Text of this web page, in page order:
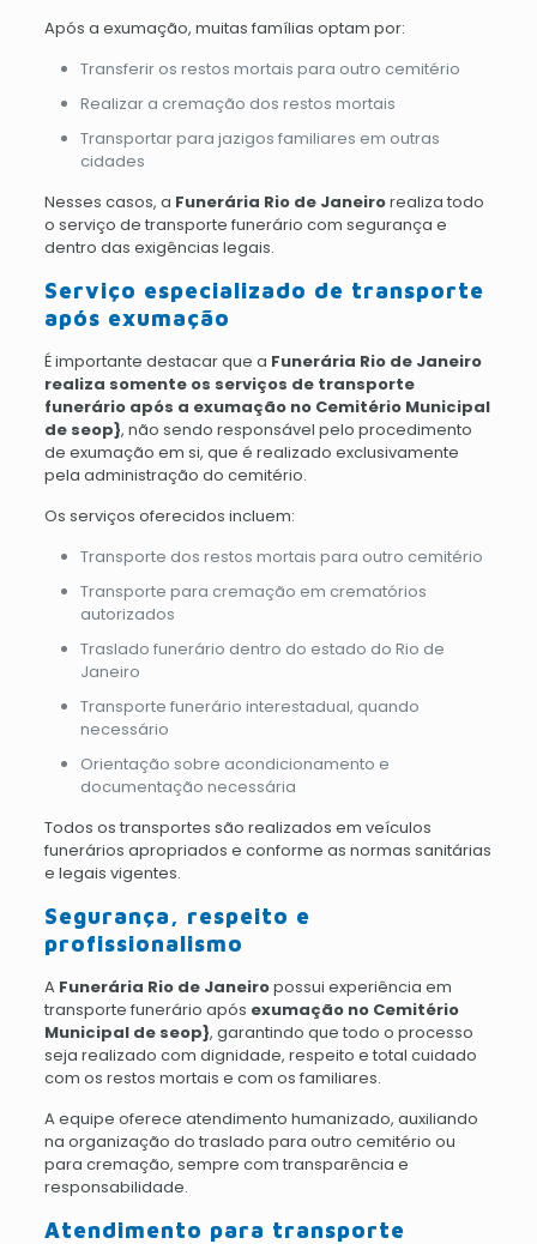
Após a exumação, muitas famílias optam por:
Transferir os restos mortais para outro cemitério
Realizar a cremação dos restos mortais
Transportar para jazigos familiares em outras
cidades
Nesses casos, a Funerária Rio de Janeirorealiza todo
o serviço de transporte funerário com segurança e
dentro das exigências legais.
Serviço especializado de transporte
após exumação
É importante destacar que a Funerária Rio de Janeiro
realiza somente os serviços de transporte
funerário após a exumação no Cemitério Municipal
de seop}, não sendo responsável pelo procedimento
de exumação em si, que é realizado exclusivamente
pela administração do cemitério.
Os serviços oferecidos incluem:
Transporte dos restos mortais para outro cemitério
Transporte para cremação em crematórios
autorizados
Traslado funerário dentro do estado do Rio de
Janeiro
Transporte funerário interestadual, quando
necessário
Orientação sobre acondicionamento e
documentação necessária
Todos os transportes são realizados em veículos
funerários apropriados e conforme as normas sanitárias
e legais vigentes.
Segurança, respeito e
profissionalismo
A Funerária Rio de Janeiropossui experiência em
transporte funerário após exumação no Cemitério
Municipal de seop}, garantindo que todo o processo
seja realizado com dignidade, respeito e total cuidado
com os restos mortais e com os familiares.
A equipe oferece atendimento humanizado, auxiliando
na organização do traslado para outro cemitério ou
para cremação, sempre com transparência e
responsabilidade.
Atendimento para transporte